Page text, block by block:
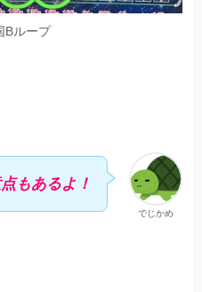
Bループ
でじかめ
もあるよ！